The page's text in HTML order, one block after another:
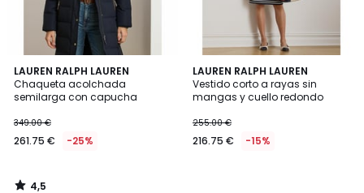
LAUREN RALPH LAUREN
Chaqueta acolchada
semilarga con capucha
349.00 €
261.75 € -25%
4,5
/ 5
4,5
LAUREN RALPH LAUREN
Vestido corto a rayas sin
mangas y cuello redondo
255.00 €
216.75 € -15%